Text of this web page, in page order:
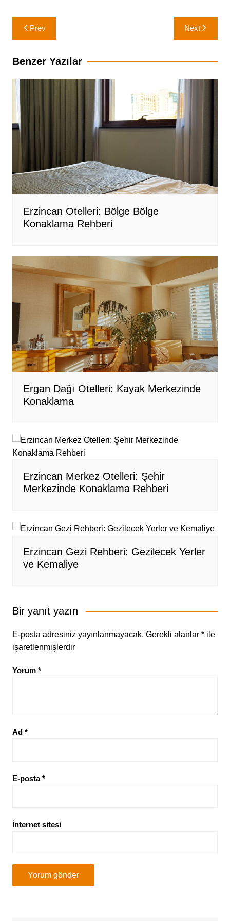
Yazı
gezinmesi
Prev Next
Benzer Yazılar
Erzincan Otelleri: Bölge Bölge
Konaklama Rehberi
Ergan Dağı Otelleri: Kayak Merkezinde
Konaklama
Erzincan Merkez Otelleri: Şehir
Merkezinde Konaklama Rehberi
Erzincan Gezi Rehberi: Gezilecek Yerler
ve Kemaliye
Bir yanıt yazın
E-posta adresiniz yayınlanmayacak. Gerekli alanlar *ile
işaretlenmişlerdir
Yorum *
Ad *
E-posta*
İnternet sitesi